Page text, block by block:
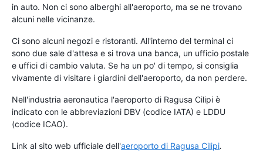
in auto. Non ci sono alberghi all'aeroporto, ma se ne trovano
alcuni nelle vicinanze.
Ci sono alcuni negozi e ristoranti. All'interno del terminal ci
sono due sale d'attesa e si trova una banca, un ufficio postale
e uffici di cambio valuta. Se ha un po' di tempo, si consiglia
vivamente di visitare i giardini dell'aeroporto, da non perdere.
Nell'industria aeronautica l'aeroporto di Ragusa Cilipi è
indicato con le abbreviazioni DBV (codice IATA) e LDDU
(codice ICAO).
Link al sito web ufficiale dell'aeroporto di Ragusa Cilipi.